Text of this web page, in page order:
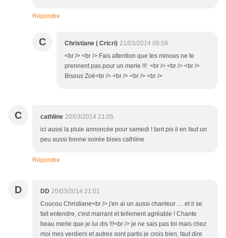
Répondre
C Christiane ( Cricri) 21/03/2014 09:59
<br /> <br /> Fais attention que tes minous ne te
prennent pas pour un merle !!! <br /> <br /> <br />
Bisous Zoé<br /> <br /> <br /> <br />
C cathline 20/03/2014 21:05
ici aussi la pluie annoncée pour samedi ! tant pis il en faut un
peu aussi bonne soirée bises cathline
Répondre
D DD 20/03/2014 21:01
Coucou Christiane<br /> j'en ai un aussi chanteur .... et il se
fait entendre, c'est marrant et tellement agréable ! Chante
beau merle que je lui dis !!!<br /> je ne sais pas toi mais chez
moi mes verdiers et autres sont partis je crois bien, faut dire